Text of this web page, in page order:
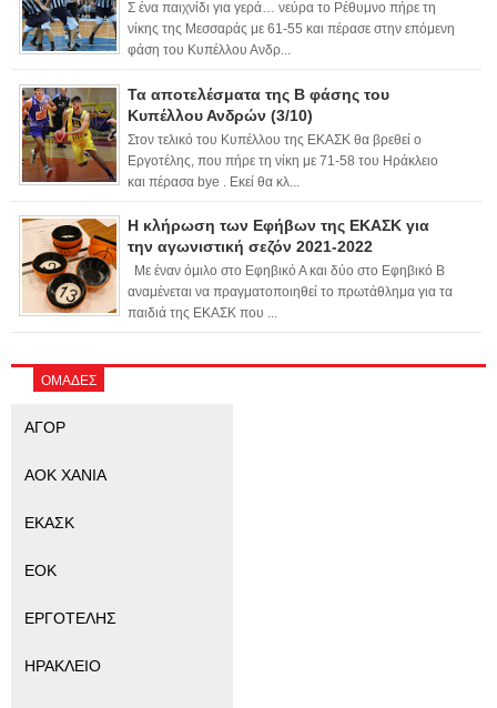
Σ ένα παιχνίδι για γερά… νεύρα το Ρέθυμνο πήρε τη
νίκης της Μεσσαράς με 61-55 και πέρασε στην επόμενη
φάση του Κυπέλλου Ανδρ...
Τα αποτελέσματα της Β φάσης του
Κυπέλλου Ανδρών (3/10)
Στον τελικό του Κυπέλλου της ΕΚΑΣΚ θα βρεθεί ο
Εργοτέλης, που πήρε τη νίκη με 71-58 του Ηράκλειο
και πέρασα bye . Εκεί θα κλ...
Η κλήρωση των Εφήβων της ΕΚΑΣΚ για
την αγωνιστική σεζόν 2021-2022
Με έναν όμιλο στο Εφηβικό Α και δύο στο Εφηβικό Β
αναμένεται να πραγματοποιηθεί το πρωτάθλημα για τα
παιδιά της ΕΚΑΣΚ που ...
ΟΜΑΔΕΣ
ΑΓΟΡ
ΑΟΚ ΧΑΝΙΑ
ΕΚΑΣΚ
ΕΟΚ
ΕΡΓΟΤΕΛΗΣ
ΗΡΑΚΛΕΙΟ